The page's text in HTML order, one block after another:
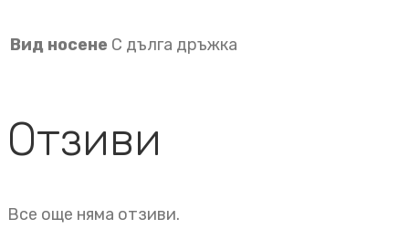
Вид носене С дълга дръжка
Отзиви
Все още няма отзиви.